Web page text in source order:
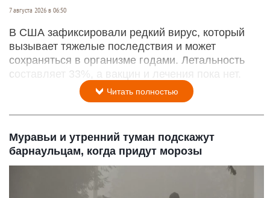
7 августа 2026 в 06:50
В США зафиксировали редкий вирус, который
вызывает тяжелые последствия и может
сохраняться в организме годами. Летальность
составляет 33%, а вакцин и лечения пока нет.
Читать полностью
Муравьи и утренний туман подскажут
барнаульцам, когда придут морозы